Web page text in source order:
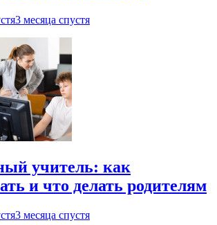
3 месяца спустя
учитель: как
и что делать родителям
3 месяца спустя